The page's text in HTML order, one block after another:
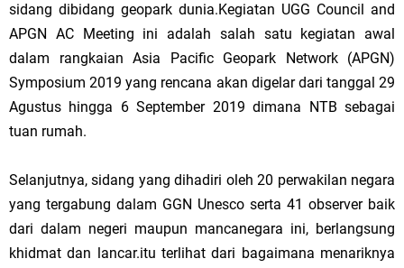
sidang dibidang geopark dunia.Kegiatan UGG Council and
APGN AC Meeting ini adalah salah satu kegiatan awal
dalam rangkaian Asia Pacific Geopark Network (APGN)
Symposium 2019 yang rencana akan digelar dari tanggal 29
Agustus hingga 6 September 2019 dimana NTB sebagai
tuan rumah.
Selanjutnya, sidang yang dihadiri oleh 20 perwakilan negara
yang tergabung dalam GGN Unesco serta 41 observer baik
dari dalam negeri maupun mancanegara ini, berlangsung
khidmat dan lancar.itu terlihat dari bagaimana menariknya